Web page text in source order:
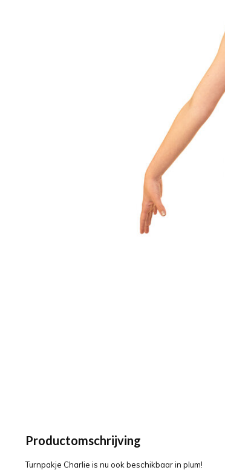
Productomschrijving
Turnpakje Charlie is nu ook beschikbaar in plum!